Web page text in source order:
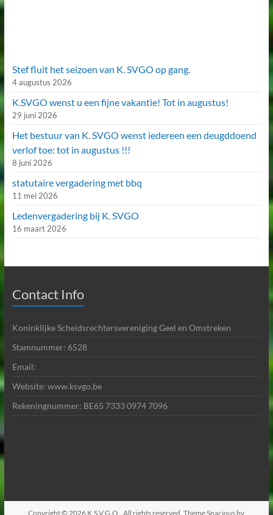
Stef fluit het seizoen van K. SVGO op gang.
4 augustus 2026
K.SVGO wenst u een fijne vakantie! Tot in augustus!
29 juni 2026
Het bestuur van K. SVGO wenst iedereen een deugddoend
verlof toe: tot in augustus !!!
8 juni 2026
statutaire vergadering met bbq
11 mei 2026
Ledenvergadering bij K. SVGO
16 maart 2026
Contact Info
Koninklijke Scheidsrechtersvereniging Geel en Omstreken
Stamnummer: 6528
Email:
Website: www.ksvgo.be
Rekeningnummer: BE65 7333 0974 7096
Copyright © 2026 K.S.V.G.O. . All rights reserved. ThemeSpacious by